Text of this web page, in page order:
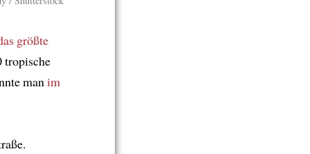
größte
tropische
man im